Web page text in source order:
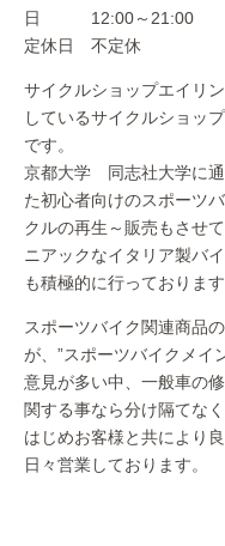
日 12:00～21:00
定休日 不定休
サイクルショップエイリ
しているサイクルショッ
です。
京都大学 同志社大学に通
た初心者向けのスポーツ
クルの再生～販売もさせ
ニアックなイタリア製バ
も積極的に行っております
スポーツバイク関連商品
が、”スポーツバイクメイ
意見が多い中、一般車の
関する事なら分け隔てな
はじめお客様と共により
日々営業しております。